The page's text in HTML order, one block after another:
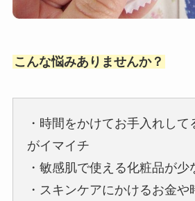
こんな悩みありませんか？
・時間をかけてお手入れして
がイマイチ
・敏感肌で使える化粧品が少
・スキンケアにかけるお金や